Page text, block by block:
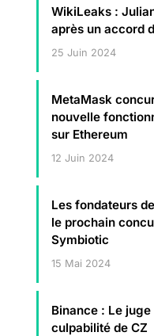
WikiLeaks :
après un accord
25 Juin 2024
MetaMask
nouvelle
sur Ethereum
12 Juin 2024
Les fondateurs
le prochain
Symbiotic
15 Mai 2024
Binance : Le
culpabilité de CZ